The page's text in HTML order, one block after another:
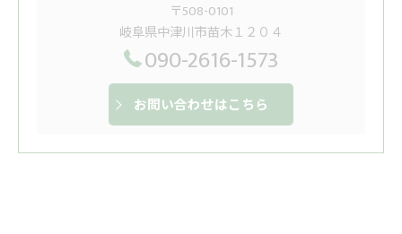
〒508-0101
岐阜県中津川市苗木１２０４
090-2616-1573
お問い合わせはこちら